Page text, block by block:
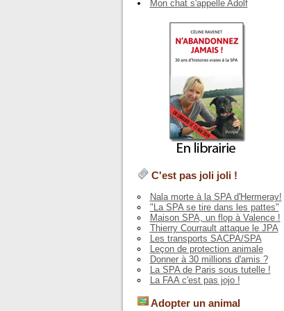
Mon chat s'appelle Adolf
C'est pas joli joli !
Nala morte à la SPA d'Hermeray!
"La SPA se tire dans les pattes"
Maison SPA, un flop à Valence !
Thierry Courrault attaque le JPA
Les transports SACPA/SPA
Leçon de protection animale
Donner à 30 millions d'amis ?
La SPA de Paris sous tutelle !
La FAA c'est pas jojo !
Adopter un animal